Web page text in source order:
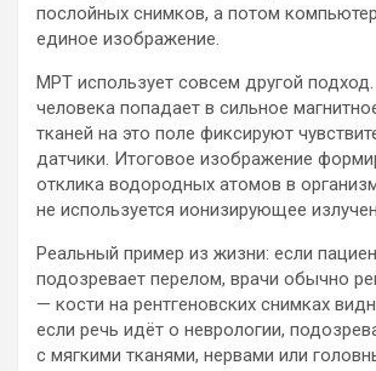
послойных снимков, а потом
единое изображение.
МРТ использует совсем другой
человека попадает в сильное
тканей на это поле фиксируют
датчики. Итоговое изображение
отклика водородных атомов в
не используется ионизирующее
Реальный пример из жизни: если
подозревает перелом, врачи обычно
— кости на рентгеновских снимках
если речь идёт о неврологии,
с мягкими тканями, нервами или